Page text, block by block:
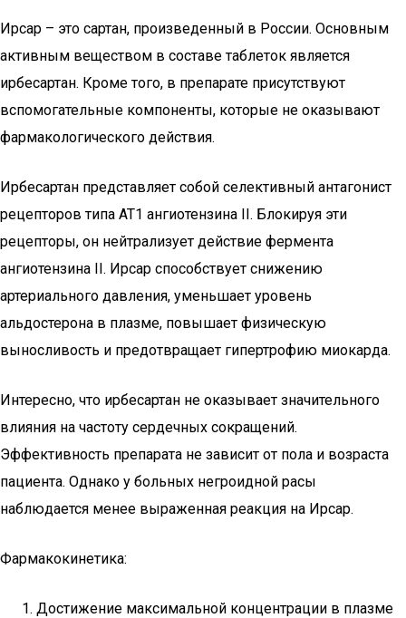
Ирсар – это сартан, произведенный в России. Основным
активным веществом в составе таблеток является
ирбесартан. Кроме того, в препарате присутствуют
вспомогательные компоненты, которые не оказывают
фармакологического действия.
Ирбесартан представляет собой селективный антагонист
рецепторов типа АТ1 ангиотензина II. Блокируя эти
рецепторы, он нейтрализует действие фермента
ангиотензина II. Ирсар способствует снижению
артериального давления, уменьшает уровень
альдостерона в плазме, повышает физическую
выносливость и предотвращает гипертрофию миокарда.
Интересно, что ирбесартан не оказывает значительного
влияния на частоту сердечных сокращений.
Эффективность препарата не зависит от пола и возраста
пациента. Однако у больных негроидной расы
наблюдается менее выраженная реакция на Ирсар.
Фармакокинетика:
Достижение максимальной концентрации в плазме